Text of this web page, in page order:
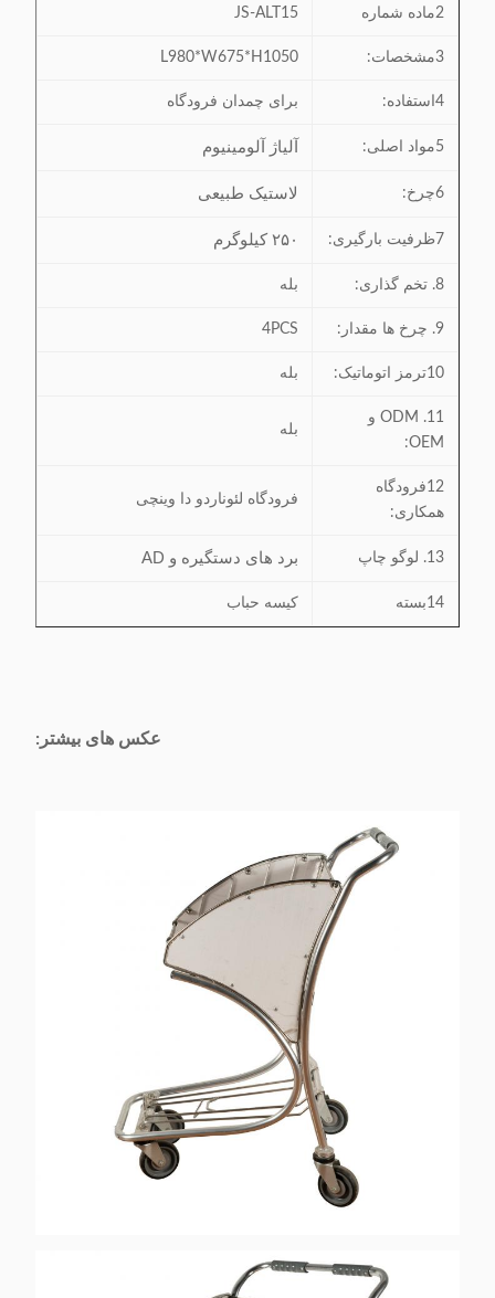
2ماده شماره JS-ALT15
3مشخصات: L980*W675*H1050
4استفاده: برای چمدان فرودگاه
5مواد اصلی: آلیاژ آلومینیوم
6چرخ: لاستیک طبیعی
7ظرفیت بارگیری: ۲۵۰ کیلوگرم
8. تخم گذاری: بله
9. چرخ ها مقدار: 4PCS
10ترمز اتوماتیک: بله
11. ODM و
OEM:
بله
12فرودگاه
همکاری:
فرودگاه لئوناردو دا وینچی
13. لوگو چاپ برد های دستگیره و AD
14بسته کیسه حباب
عکس های بیشتر: